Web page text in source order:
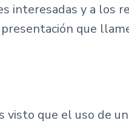
interesadas y a los
que
visto que el uso de